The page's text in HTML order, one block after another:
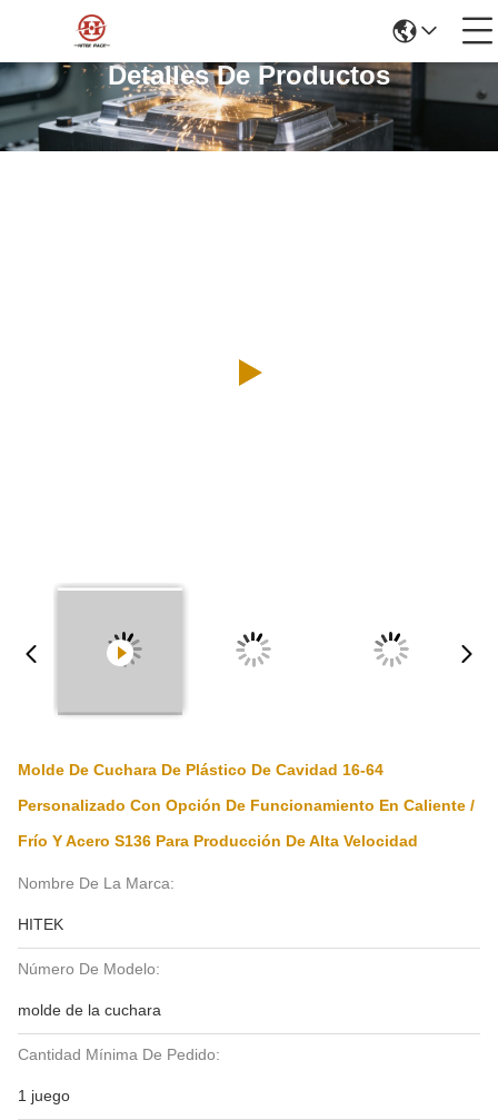
Detalles De Productos
Molde De Cuchara De Plástico De Cavidad 16-64
Personalizado Con Opción De Funcionamiento En Caliente /
Frío Y Acero S136 Para Producción De Alta Velocidad
Nombre De La Marca:
HITEK
Número De Modelo:
molde de la cuchara
Cantidad Mínima De Pedido:
1 juego